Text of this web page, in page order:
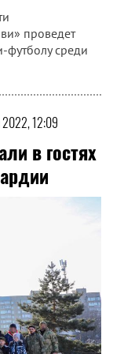
проведет
среди
2022, 12:09
в гостях